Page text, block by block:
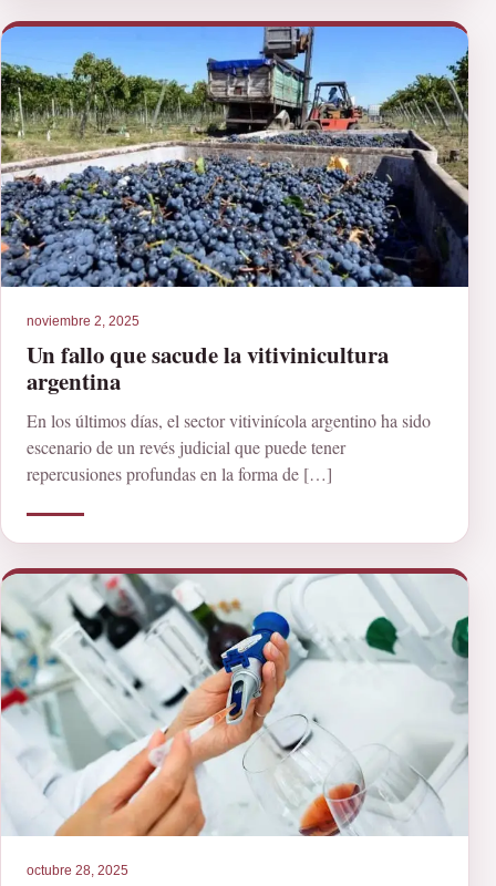
noviembre 2, 2025
Un fallo que sacude la vitivinicultura
argentina
En los últimos días, el sector vitivinícola argentino ha sido
escenario de un revés judicial que puede tener
repercusiones profundas en la forma de […]
octubre 28, 2025